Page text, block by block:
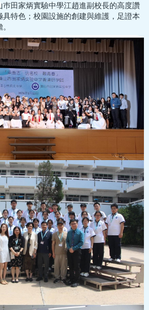
田家炳實驗中學江趙進副校長的高度讚
特色；校園設施的創建與維護，足證本